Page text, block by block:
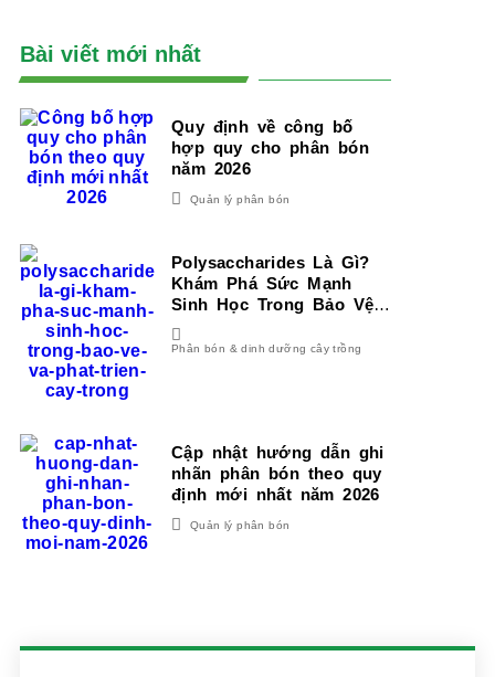
Bài viết mới nhất
Quy định về công bố
hợp quy cho phân bón
năm 2026
Quản lý phân bón
Polysaccharides Là Gì?
Khám Phá Sức Mạnh
Sinh Học Trong Bảo Vệ
Và Phát Triển Cây Trồng
Phân bón & dinh dưỡng cây trồng
Cập nhật hướng dẫn ghi
nhãn phân bón theo quy
định mới nhất năm 2026
Quản lý phân bón